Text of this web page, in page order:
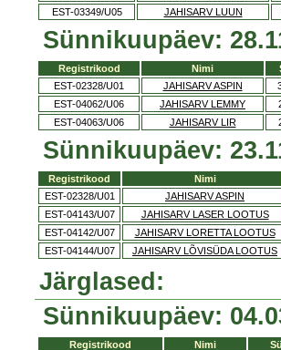
EST-03349/U05
JAHISARV LUUN
Sünnikuupäev:
Registrikood Nimi
EST-02328/U01
JAHISARV ASPIN
EST-04062/U06
JAHISARV LEMMY
EST-04063/U06
JAHISARV LIR
Sünnikuupäev:
Registrikood Nimi
EST-02328/U01
JAHISARV ASPIN
EST-04143/U07
JAHISARV LASER LOOTUS
EST-04142/U07
JAHISARV LORETTA LOOTUS
EST-04144/U07
JAHISARV LÕVISÜDA LOOTUS
Järglased:
Sünnikuupäev:
Registrikood Nimi